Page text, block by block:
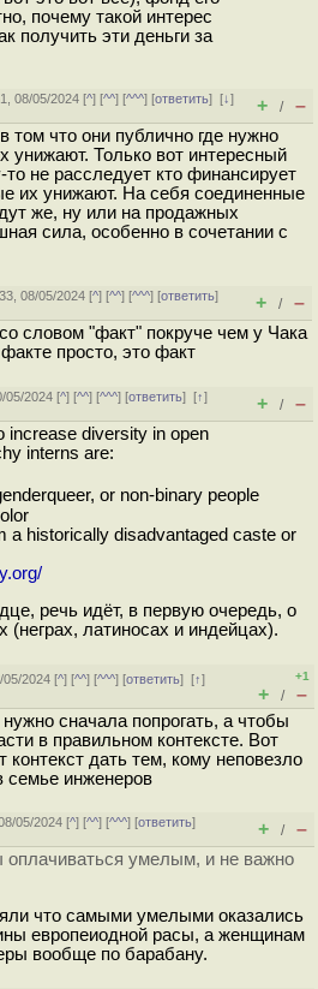
почему такой интерес
получить эти деньги за
08/05/2024 [^] [^^] [^^^] [ответить][↓]
+ / –
том что они публично где нужно
унижают. Только вот интересный
не расследует кто финансирует
их унижают. На себя соединенные
же, ну или на продажных
сила, особенно в сочетании с
08/05/2024 [^] [^^] [^^^] [ответить]
+ / –
словом "факт" покруче чем у Чака
просто, это факт
05/2024 [^] [^^] [^^^] [ответить][↑]
+ / –
increase diversity in open
interns are:
or non-binary people
a historically disadvantaged caste or
речь идёт, в первую очередь, о
латиносах и индейцах).
05/2024 [^] [^^] [^^^] [ответить][↑]
+1
+ / –
сначала попрогать, а чтобы
в правильном контексте. Вот
контекст дать тем, кому неповезло
семье инженеров
05/2024 [^] [^^] [^^^] [ответить]
+ / –
умелым, и не важно
что самыми умелыми оказались
европеиодной расы, а женщинам
вообще по барабану.